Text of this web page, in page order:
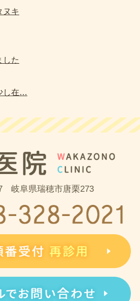
キ
した
し在…
岐阜県瑞穂市唐栗273